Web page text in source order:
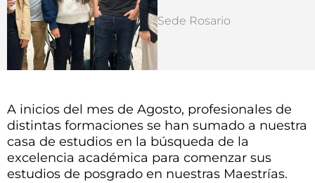
Sede Rosario
A inicios del mes de Agosto, profesionales de
distintas formaciones se han sumado a nuestra
casa de estudios en la búsqueda de la
excelencia académica para comenzar sus
estudios de posgrado en nuestras Maestrías.